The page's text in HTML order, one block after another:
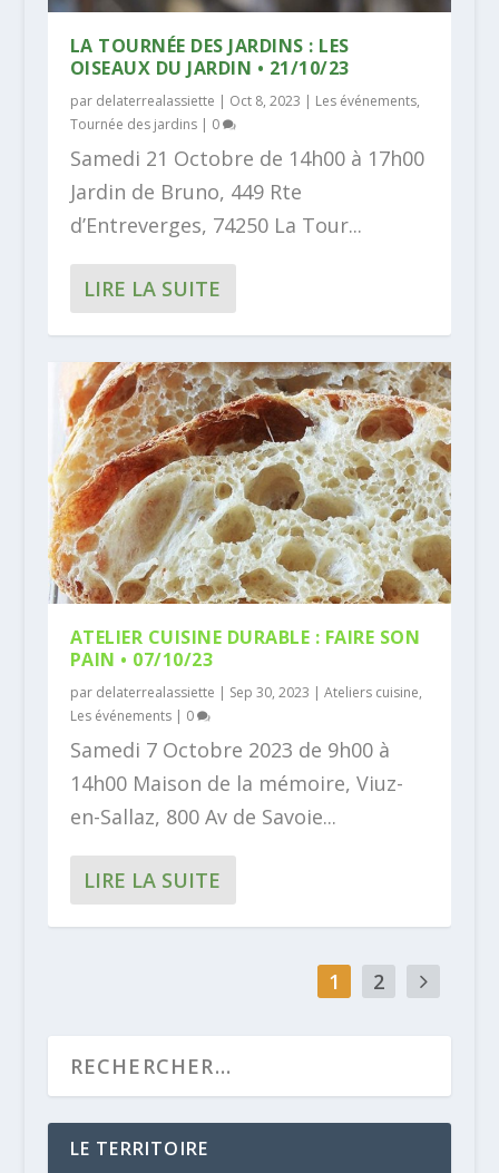
LA TOURNÉE DES JARDINS : LES
OISEAUX DU JARDIN • 21/10/23
par delaterrealassiette | Oct 8, 2023 | Les événements,
Tournée des jardins| 0
Samedi 21 Octobre de 14h00 à 17h00
Jardin de Bruno, 449 Rte
d’Entreverges, 74250 La Tour...
LIRE LA SUITE
ATELIER CUISINE DURABLE : FAIRE SON
PAIN • 07/10/23
par delaterrealassiette | Sep 30, 2023 | Ateliers cuisine,
Les événements| 0
Samedi 7 Octobre 2023 de 9h00 à
14h00 Maison de la mémoire, Viuz-
en-Sallaz, 800 Av de Savoie...
LIRE LA SUITE
1 2
LE TERRITOIRE